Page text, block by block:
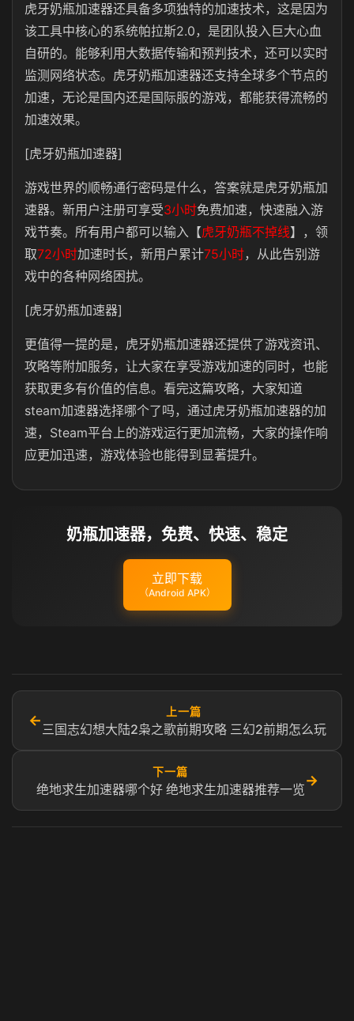
虎牙奶瓶加速器还具备多项独特的加速技术，这是因为
该工具中核心的系统帕拉斯2.0，是团队投入巨大心血
自研的。能够利用大数据传输和预判技术，还可以实时
监测网络状态。虎牙奶瓶加速器还支持全球多个节点的
加速，无论是国内还是国际服的游戏，都能获得流畅的
加速效果。
[虎牙奶瓶加速器]
游戏世界的顺畅通行密码是什么，答案就是虎牙奶瓶加
速器。新用户注册可享受3小时免费加速，快速融入游
戏节奏。所有用户都可以输入【虎牙奶瓶不掉线】，领
取72小时加速时长，新用户累计75小时，从此告别游
戏中的各种网络困扰。
[虎牙奶瓶加速器]
更值得一提的是，虎牙奶瓶加速器还提供了游戏资讯、
攻略等附加服务，让大家在享受游戏加速的同时，也能
获取更多有价值的信息。看完这篇攻略，大家知道
steam加速器选择哪个了吗，通过虎牙奶瓶加速器的加
速，Steam平台上的游戏运行更加流畅，大家的操作响
应更加迅速，游戏体验也能得到显著提升。
奶瓶加速器，免费、快速、稳定
立即下载
（Android APK）
←
上一篇
三国志幻想大陆2枭之歌前期攻略 三幻2前期怎么玩
下一篇
绝地求生加速器哪个好 绝地求生加速器推荐一览
→